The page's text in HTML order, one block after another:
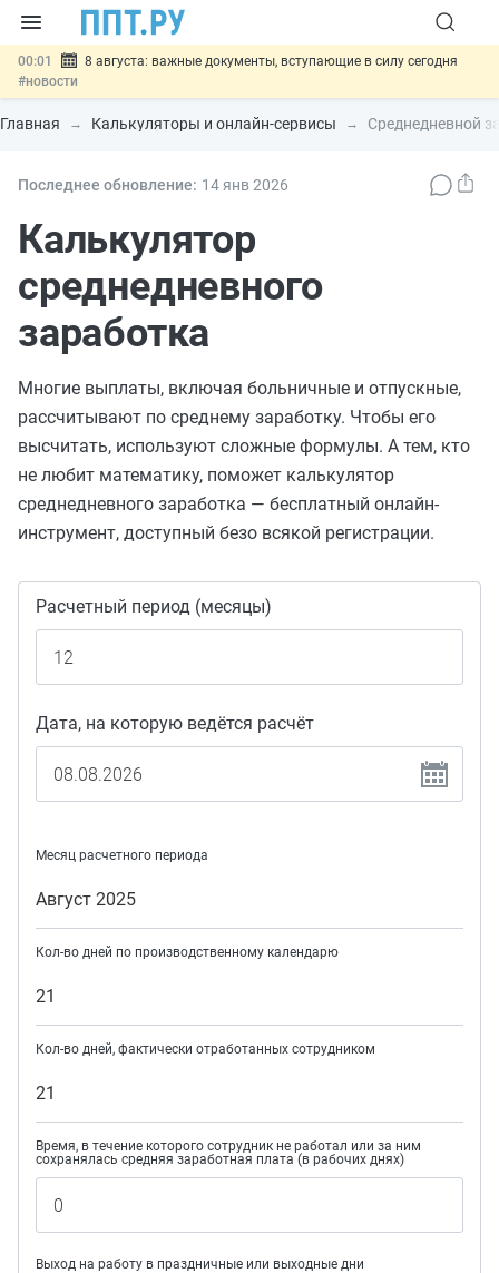
00:01
8 августа: важные документы, вступающие в силу сегодня
#новости
07.08 Подписан закон о блокировке продажи опасных товаров через
«Честный знак»#новости
07.08 Госпошлину за устранение ошибок в документах предлагают
07.08
отношений #новости
Главная Калькуляторы и онлайн-сервисы Среднедневной
Последнее обновление: 14 янв2026
Калькулятор
среднедневного
заработка
Многие выплаты, включая больничные и отпускные,
рассчитывают по среднему заработку. Чтобы его
высчитать, используют сложные формулы. А тем, кто
не любит математику, поможет калькулятор
среднедневного заработка — бесплатный онлайн-
инструмент, доступный безо всякой регистрации.
Расчетный период (месяцы)
Дата, на которую ведётся расчёт
Месяц расчетного периода
Август 2025
Кол-во дней по производственному календарю
21
Кол-во дней, фактически отработанных сотрудником
21
Время, в течение которого сотрудник не работал или за ним
сохранялась средняя заработная плата (в рабочих днях)
Выход на работу в праздничные или выходные дни